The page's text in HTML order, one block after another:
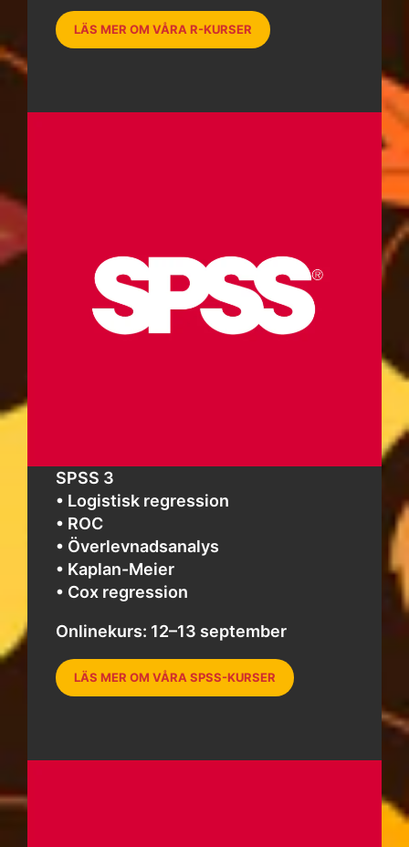
LÄS MER OM VÅRA R-KURSER
SPSS 3
• Logistisk regression
• ROC
• Överlevnadsanalys
• Kaplan-Meier
• Cox regression
Onlinekurs: 12–13 september
LÄS MER OM VÅRA SPSS-KURSER